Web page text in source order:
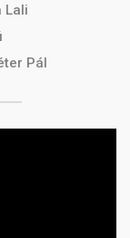
Lali
Pál